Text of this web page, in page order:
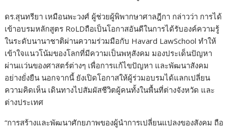
ดร.สุนทรียา เหมือนพะวงศ์ ผู้ช่วยผู้พิพากษาศาลฎีกา กล่าวว่า การได้
เข้าอบรมหลักสูตร RoLDถือเป็นโอกาสอันดีในการได้รับองค์ความรู้
ในระดับนานาชาติผ่านความร่วมมือกับ Havard LawSchoolทำให้
เข้าใจแนวโน้มของโลกที่มีความเป็นพหุสังคม มองประเด็นปัญหา
ผ่านเเว่นของศาสตร์ต่างๆ เพื่อการแก้ไขปัญหา และพัฒนาสังคม
อย่างยั่งยืน นอกจากนี้ ยังเปิดโอกาสให้ผู้ร่วมอบรมได้แลกเปลี่ยน
ความคิดเห็น เดินทางไปสัมผัสชีวิตผู้คนทั้งในพื้นที่ต่างจังหวัด และ
ต่างประเทศ
“การสร้างและพัฒนาศักยภาพของผู้นำการเปลี่ยนแปลงของสังคม ถือ